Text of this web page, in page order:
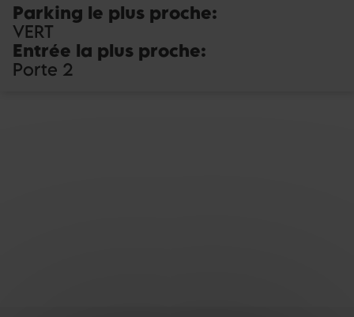
Parking le plus proche:
VERT
Entrée la plus proche:
Porte 2